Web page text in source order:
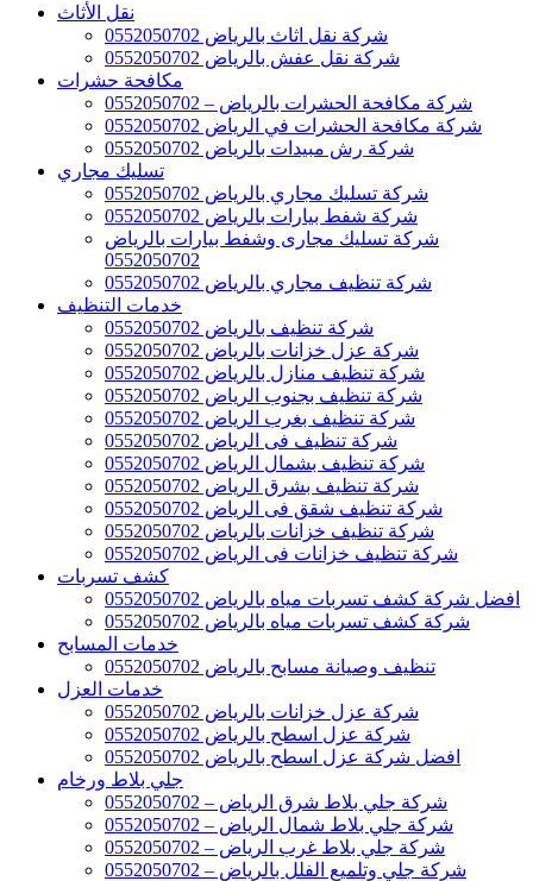
نقل الأثاث
شركة نقل اثاث بالرياض 0552050702
شركة نقل عفش بالرياض 0552050702
مكافحة حشرات
شركة مكافحة الحشرات بالرياض – 0552050702
شركة مكافحة الحشرات في الرياض 0552050702
شركة رش مبيدات بالرياض 0552050702
تسليك مجاري
شركة تسليك مجاري بالرياض 0552050702
شركة شفط بيارات بالرياض 0552050702
شركة تسليك مجارى وشفط بيارات بالرياض
0552050702
شركة تنظيف مجاري بالرياض 0552050702
خدمات التنظيف
شركة تنظيف بالرياض 0552050702
شركة عزل خزانات بالرياض 0552050702
شركة تنظيف منازل بالرياض 0552050702
شركة تنظيف بجنوب الرياض 0552050702
شركة تنظيف بغرب الرياض 0552050702
شركة تنظيف فى الرياض 0552050702
شركة تنظيف بشمال الرياض 0552050702
شركة تنظيف بشرق الرياض 0552050702
شركة تنظيف شقق فى الرياض 0552050702
شركة تنظيف خزانات بالرياض 0552050702
شركة تنظيف خزانات فى الرياض 0552050702
كشف تسربات
افضل شركة كشف تسربات مياه بالرياض 0552050702
شركة كشف تسربات مياه بالرياض 0552050702
خدمات المسابح
تنظيف وصيانة مسابح بالرياض 0552050702
خدمات العزل
شركة عزل خزانات بالرياض 0552050702
شركة عزل اسطح بالرياض 0552050702
افضل شركة عزل اسطح بالرياض 0552050702
جلي بلاط ورخام
شركة جلي بلاط شرق الرياض – 0552050702
شركة جلي بلاط شمال الرياض – 0552050702
شركة جلي بلاط غرب الرياض – 0552050702
شركة جلي وتلميع الفلل بالرياض – 0552050702